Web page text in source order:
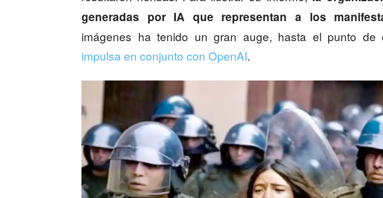
generadas por IA que representan a los
imágenes ha tenido un gran auge, hasta el punto de
impulsa en conjunto con OpenAI.